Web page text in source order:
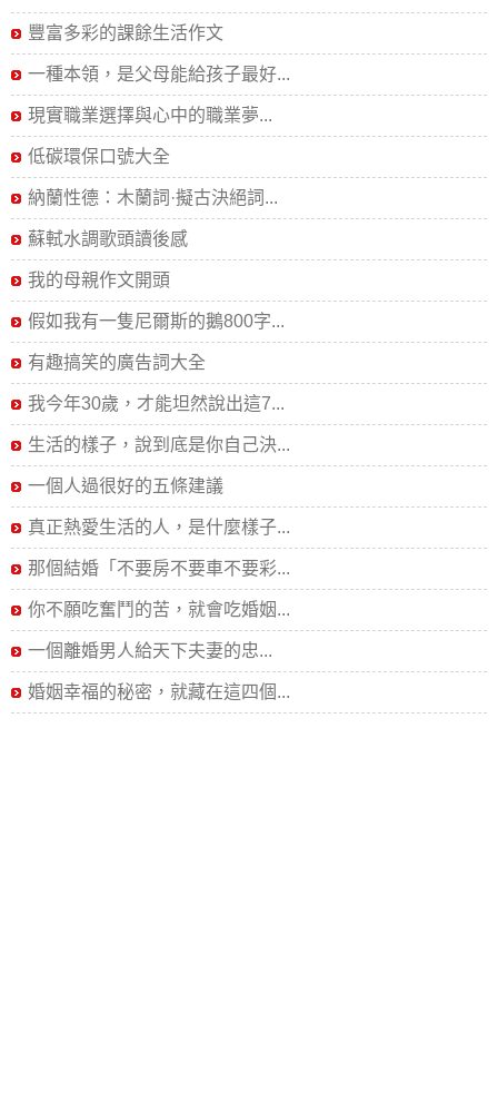
豐富多彩的課餘生活作文
一種本領，是父母能給孩子最好...
現實職業選擇與心中的職業夢...
低碳環保口號大全
納蘭性德：木蘭詞·擬古決絕詞...
蘇軾水調歌頭讀後感
我的母親作文開頭
假如我有一隻尼爾斯的鵝800字...
有趣搞笑的廣告詞大全
我今年30歲，才能坦然說出這7...
生活的樣子，說到底是你自己決...
一個人過很好的五條建議
真正熱愛生活的人，是什麼樣子...
那個結婚「不要房不要車不要彩...
你不願吃奮鬥的苦，就會吃婚姻...
一個離婚男人給天下夫妻的忠...
婚姻幸福的秘密，就藏在這四個...